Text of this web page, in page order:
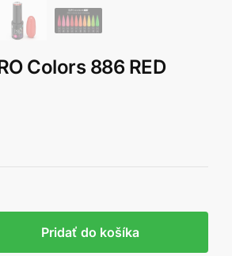
Colors 886 RED
Pridať do košíka